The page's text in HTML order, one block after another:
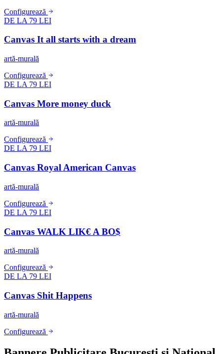
Configurează
DE LA 79 LEI
Canvas It all starts with a dream
artă-murală
Configurează
DE LA 79 LEI
Canvas More money duck
artă-murală
Configurează
DE LA 79 LEI
Canvas Royal American Canvas
artă-murală
Configurează
DE LA 79 LEI
Canvas WALK LIK€ A BO$
artă-murală
Configurează
DE LA 79 LEI
Canvas Shit Happens
artă-murală
Configurează